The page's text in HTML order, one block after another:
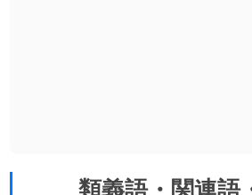
類義語・関連語